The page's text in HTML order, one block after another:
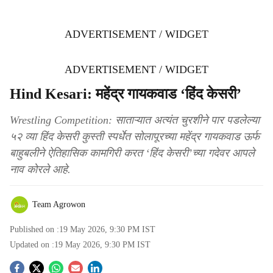
ADVERTISEMENT / WIDGET
ADVERTISEMENT / WIDGET
Hind Kesari: महेंद्र गायकवाड ‘हिंद केसरी’
Wrestling Competition: साताऱ्यात अत्यंत चुरशीने पार पडलेल्या
५२ व्या हिंद केसरी कुस्ती स्पर्धेत सोलापूरच्या महेंद्र गायकवाड ऊर्फ
बाहुबलीने ऐतिहासिक कामगिरी करत ‘हिंद केसरी’च्या गदेवर आपले
नाव कोरले आहे.
Team Agrowon
Published on :19 May 2026, 9:30 PM IST
Updated on :19 May 2026, 9:30 PM IST